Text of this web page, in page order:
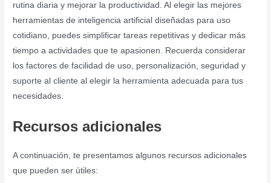
rutina diaria y mejorar la productividad. Al elegir las mejores
herramientas de inteligencia artificial diseñadas para uso
cotidiano, puedes simplificar tareas repetitivas y dedicar más
tiempo a actividades que te apasionen. Recuerda considerar
los factores de facilidad de uso, personalización, seguridad y
suporte al cliente al elegir la herramienta adecuada para tus
necesidades.
Recursos adicionales
A continuación, te presentamos algunos recursos adicionales
que pueden ser útiles: